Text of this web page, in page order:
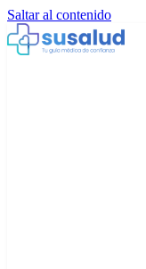
Saltar al contenido